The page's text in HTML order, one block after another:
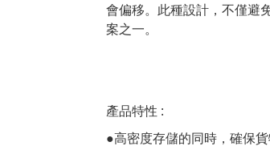
會偏移。此種設計，不僅避
案之一。
產品特性 :
●高密度存儲的同時，確保